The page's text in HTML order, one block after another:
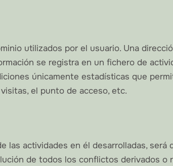
utilizados por el usuario. Una
se registra en un fichero de
únicamente estadísticas que
el punto de acceso, etc.
actividades en él desarrolladas, será
de todos los conflictos derivados o